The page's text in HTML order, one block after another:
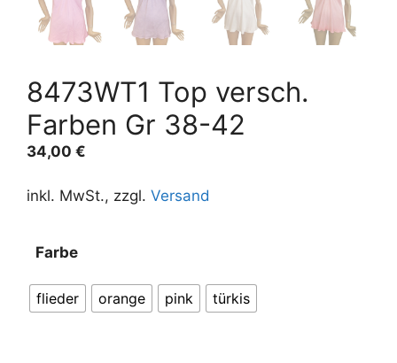
8473WT1 Top versch.
Farben Gr 38-42
34,00 €
inkl. MwSt., zzgl. Versand
Farbe
flieder orange pink türkis
t
e